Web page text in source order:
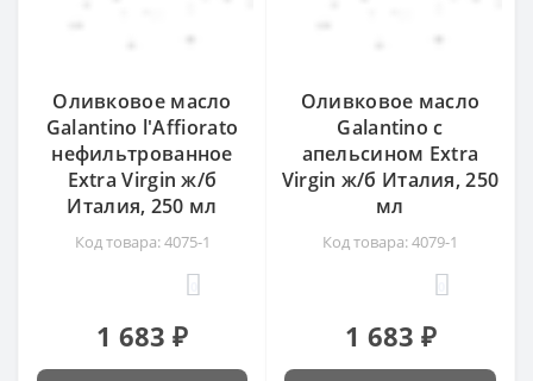
Оливковое масло
Galantino l'Affiorato
нефильтрованное
Extra Virgin ж/б
Италия, 250 мл
Код товара: 4075-1
1 683 ₽
Оливковое масло
Galantino с
апельсином Extra
Virgin ж/б Италия, 250
мл
Код товара: 4079-1
1 683 ₽